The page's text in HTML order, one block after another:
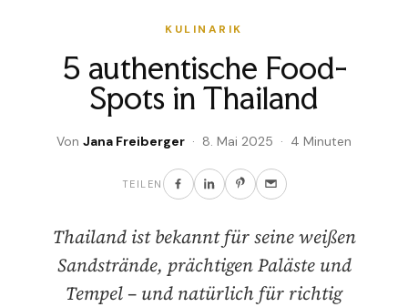
KULINARIK
5 authentische Food-
Spots in Thailand
Von Jana Freiberger · 8. Mai 2025 · 4 Minuten
TEILEN
Thailand ist bekannt für seine weißen
Sandstrände, prächtigen Paläste und
Tempel – und natürlich für richtig